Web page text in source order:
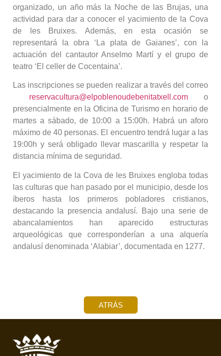
organizado, un año más la Noche de las Brujas, una
actividad para dar a conocer el yacimiento de la Cova
de les Bruixes. Además, en esta ocasión se
representará la obra ‘La plata de Gaianes’, con la
actuación del cantautor Anselmo Martí y el grupo de
teatro ‘El celler de Cocentaina’.
Las inscripciones se pueden realizar a través del correo
reservacultura@elpoblenoudebenitatxell.como
presencialmente en la Oficina de Turismo en horario de
martes a sábado, de 10:00 a 15:00h. Habrá un aforo
máximo de 40 personas. El encuentro tendrá lugar a las
19:00h y será obligado llevar mascarilla y respetar la
distancia mínima de seguridad.
El yacimiento de la Cova de les Bruixes engloba todas
las culturas que han pasado por el municipio, desde los
íberos hasta los primeros pobladores cristianos,
destacando la presencia andalusí. Bajo una serie de
abancalamientos han aparecido estructuras
arqueológicas que corresponderían a una alquería
andalusí denominada ‘Alabiar’, documentada en 1277.
ATRÁS